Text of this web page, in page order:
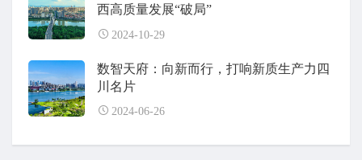
西高质量发展“破局”
2024-10-29
数智天府：向新而行，打响新质生产力四
川名片
2024-06-26